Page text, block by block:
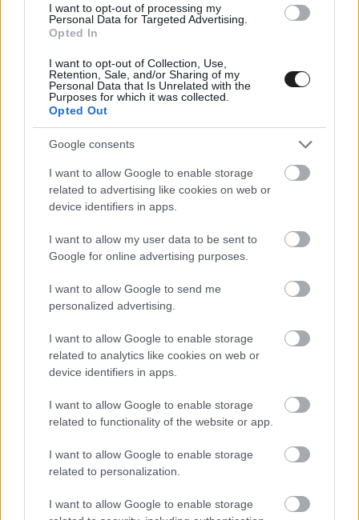
I want to opt-out of processing my
Personal Data for Targeted Advertising.
Opted In
I want to opt-out of Collection, Use,
Retention, Sale, and/or Sharing of my
Personal Data that Is Unrelated with the
Purposes for which it was collected.
Opted Out
Google consents
I want to allow Google to enable storage
related to advertising like cookies on web or
device identifiers in apps.
I want to allow my user data to be sent to
Google for online advertising purposes.
I want to allow Google to send me
personalized advertising.
I want to allow Google to enable storage
related to analytics like cookies on web or
device identifiers in apps.
I want to allow Google to enable storage
related to functionality of the website or app.
I want to allow Google to enable storage
related to personalization.
I want to allow Google to enable storage
Az új bizonyítékok alapján a felügyelők úgy
határoztak, hogy elfogadják az Alpine
felülvizsgálati kérelmét. Ez önmagában viszont
még semmit nem jelent a verseny
végeredményére nézve: most kezdődik egy
újabb eljárás, maga a felülvizsgálat, ennek során
születik döntés arról, hogy utólag törlik-e Gasly
a francia visszakerülne a dobogóra, letaszítva